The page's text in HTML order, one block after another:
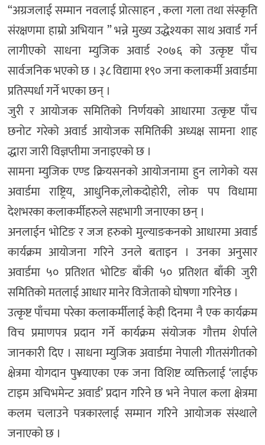
“अग्रजलाई सम्मान नवलाई प्रोत्साहन , कला गला तथा संस्कृति
संरक्षणमा हाम्रो अभियान ” भन्ने मुख्य उद्धेश्यका साथ अवार्ड गर्न
लागीएको साधना म्युजिक अवार्ड २०७६ को उत्कृष्ट पाँच
सार्वजनिक भएको छ । ३८ विद्यामा १९० जना कलाकर्मी अवार्डमा
प्रतिस्पर्धा गर्ने भएका छन् ।
जुरी र आयोजक समितिको निर्णयको आधारमा उत्कृष्ट पाँच
छनोट गरेको अवार्ड आयोजक समितिकी अध्यक्ष सामना शाह
द्धारा जारी विज्ञप्तीमा जनाइएको छ ।
सामना म्युजिक एण्ड क्रियसनको आयोजनामा हुन लागेको यस
अवार्डमा राष्ट्रिय, आधुनिक,लोकदोहोरी, लोक पप विधामा
देशभरका कलाकर्मीहरुले सहभागी जनाएका छन् ।
अनलाईन भोटिङ र जज हरुको मुल्याङकनको आधारमा अवार्ड
कार्यक्रम आयोजना गरिने उनले बताइन । उनका अनुसार
अवार्डमा ५० प्रतिशत भोटिङ बाँकी ५० प्रतिशत बाँकी जुरी
समितिको मतलाई आधार मानेर विजेताको घोषणा गरिनेछ ।
उत्कृष्ट पाँचमा परेका कलाकर्मीलाई केही दिनमा नै एक कार्यक्रम
विच प्रमाणपत्र प्रदान गर्ने कार्यक्रम संयोजक गौत्तम शेर्पाले
जानकारी दिए । साधना म्युजिक अवार्डमा नेपाली गीतसंगीतको
क्षेत्रमा योगदान पु¥याएका एक जना विशिष्ट व्यक्तिलाई ‘लाईफ
टाइम अचिभमेन्ट अवार्ड’ प्रदान गरिने छ भने नेपाल कला क्षेत्रमा
कलम चलाउने पत्रकारलाई सम्मान गरिने आयोजक संस्थाले
जनाएको छ ।